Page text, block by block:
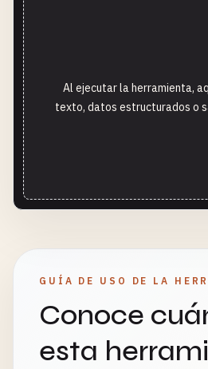
Al ejecutar la herramienta,
texto, datos estructurados o
GUÍA DE USO DE LA
Conoce
esta